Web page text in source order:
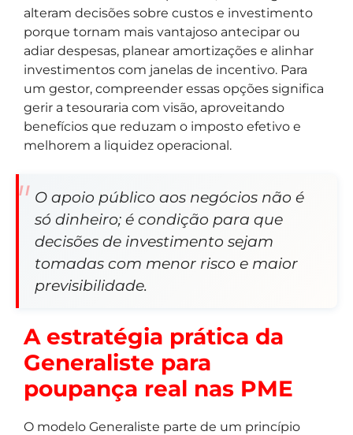
alteram decisões sobre custos e investimento
porque tornam mais vantajoso antecipar ou
adiar despesas, planear amortizações e alinhar
investimentos com janelas de incentivo. Para
um gestor, compreender essas opções significa
gerir a tesouraria com visão, aproveitando
benefícios que reduzam o imposto efetivo e
melhorem a liquidez operacional.
O apoio público aos negócios não é
só dinheiro; é condição para que
decisões de investimento sejam
tomadas com menor risco e maior
previsibilidade.
A estratégia prática da
Generaliste para
poupança real nas PME
O modelo Generaliste parte de um princípio